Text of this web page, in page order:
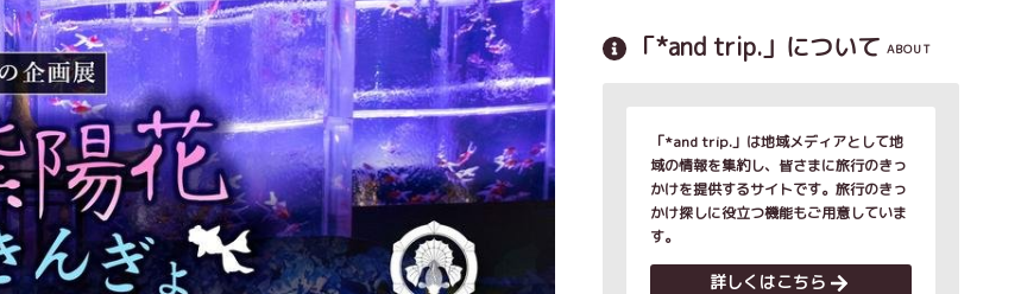
「*and trip.」について ABOUT
「*and trip.」は地域メディアとして地
域の情報を集約し、皆さまに旅行のきっ
かけを提供するサイトです。旅行のきっ
かけ探しに役立つ機能もご用意していま
す。
詳しくはこちら